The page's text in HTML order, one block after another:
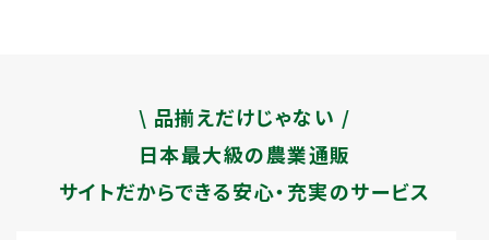
\ 品揃えだけじゃない /
日本最大級の農業通販
サイトだからできる安心・充実のサービス